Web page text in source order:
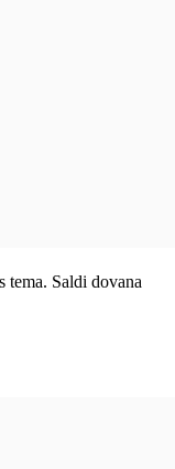
tema. Saldi dovana